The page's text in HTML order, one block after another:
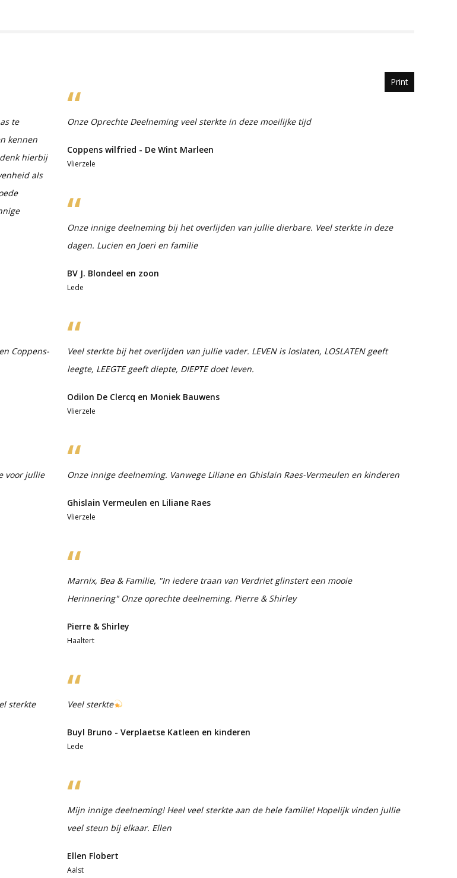
Print
te
kennen
hierbij
als
Onze Oprechte Deelneming veel sterkte in deze moeilijke tijd
Coppens wilfried - De Wint Marleen
Vlierzele
Onze innige deelneming bij het overlijden van jullie dierbare. Veel sterkte in deze
dagen. Lucien en Joeri en familie
BV J. Blondeel en zoon
Lede
Coppens-
Veel sterkte bij het overlijden van jullie vader. LEVEN is loslaten, LOSLATEN geeft
leegte, LEEGTE geeft diepte, DIEPTE doet leven.
Odilon De Clercq en Moniek Bauwens
Vlierzele
voor jullie
Onze innige deelneming. Vanwege Liliane en Ghislain Raes-Vermeulen en kinderen
Ghislain Vermeulen en Liliane Raes
Vlierzele
Marnix, Bea & Familie, "In iedere traan van Verdriet glinstert een mooie
Herinnering" Onze oprechte deelneming. Pierre & Shirley
Pierre & Shirley
Haaltert
sterkte
Veel sterkte
Buyl Bruno - Verplaetse Katleen en kinderen
Lede
Mijn innige deelneming! Heel veel sterkte aan de hele familie! Hopelijk vinden jullie
veel steun bij elkaar. Ellen
Ellen Flobert
Aalst